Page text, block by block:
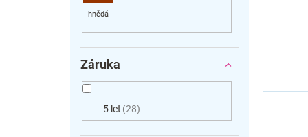
Záruka
5 let 28